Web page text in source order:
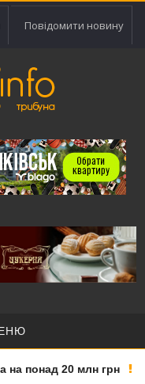
Повідомити новину
понад 20 млн грн